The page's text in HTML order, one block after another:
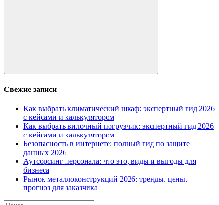
Поиск
Свежие записи
Как выбрать климатический шкаф: экспертный гид 2026
с кейсами и калькулятором
Как выбрать вилочный погрузчик: экспертный гид 2026
с кейсами и калькулятором
Безопасность в интернете: полный гид по защите
данных 2026
Аутсорсинг персонала: что это, виды и выгоды для
бизнеса
Рынок металлоконструкций 2026: тренды, цены,
прогноз для заказчика